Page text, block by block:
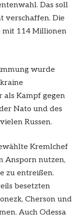
Das soll
verschaffen. Die
114 Millionen
wurde
als Kampf gegen
Nato und des
Russen.
Kremlchef
Ansporn nutzen,
zu entreißen.
besetzten
Cherson und
Auch Odessa